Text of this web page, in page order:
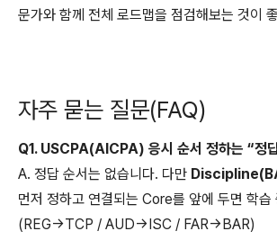
문가와 함께 전체 로드맵을 점검해보는 것이
자주 묻는 질문(FAQ)
Q1. USCPA(AICPA) 응시 순서 정하는 “정
A. 정답 순서는 없습니다. 다만
먼저 정하고 연결되는 Core를 앞에 두면 학습
(REG→TCP / AUD→ISC / FAR→BAR)